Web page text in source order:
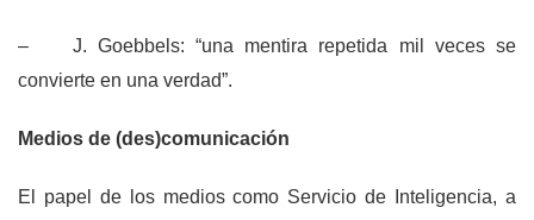
– J. Goebbels: “una mentira repetida mil veces se
convierte en una verdad”.
Medios de (des)comunicación
El papel de los medios como Servicio de Inteligencia, a